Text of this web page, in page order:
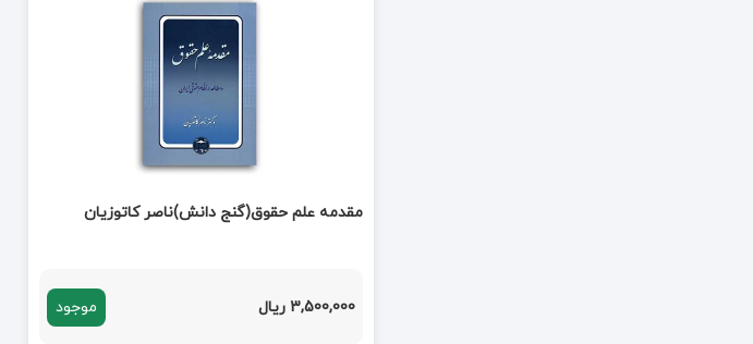
مقدمه علم حقوق(گنج دانش)ناصر کاتوزیان
3,500,000 ریال موجود